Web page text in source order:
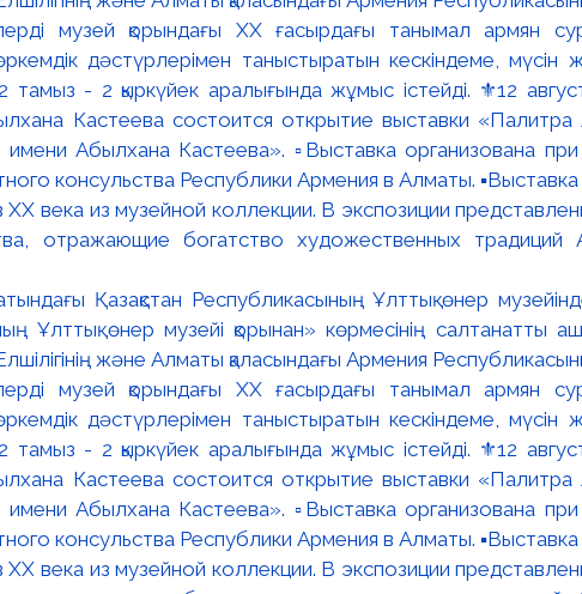
Қазақстан Республикасының Ұлттық өнер
Ұлттық өнер музейі қорынан» көрмесінің салтанатты
және Алматы қаласындағы Армения
музей қорындағы ХХ ғасырдағы танымал армян
дәстүрлерімен таныстыратын кескіндеме, мүсін
- 2 қыркүйек аралығында жұмыс істейді. ⚜️12
Кастеева состоится открытие выставки «Палитра
Абылхана Кастеева». ▫️Выставка организована
консульства Республики Армения в Алматы.
века из музейной коллекции. В экспозиции